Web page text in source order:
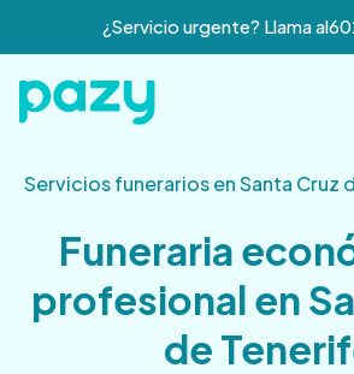
¿Servicio urgente? Llama al
Servicios funerarios en Santa Cruz
Funeraria
profesional en
de